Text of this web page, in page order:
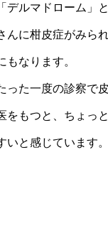
デルマドローム」
んに柑皮症がみら
なります。
った一度の診察で
をもつと、ちょっ
いと感じています